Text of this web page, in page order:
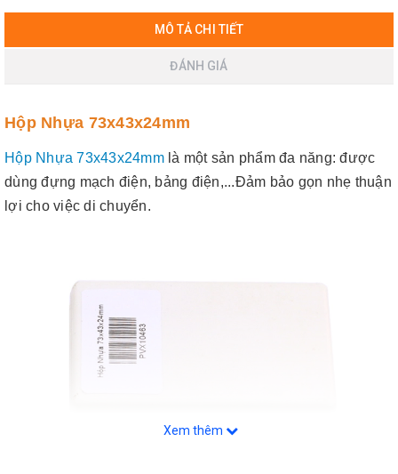
MÔ TẢ CHI TIẾT
ĐÁNH GIÁ
Hộp Nhựa 73x43x24mm
Hộp Nhựa 73x43x24mmlà một sản phẩm đa năng: được
dùng đựng mạch điện, bảng điện,...Đảm bảo gọn nhẹ thuận
lợi cho việc di chuyển.
Xem thêm